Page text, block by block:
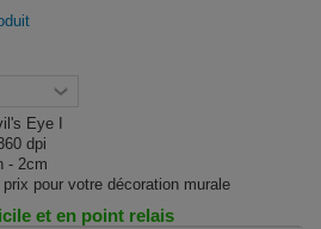
Eye I
dpi
- 2cm
pour votre décoration murale
et en point relais